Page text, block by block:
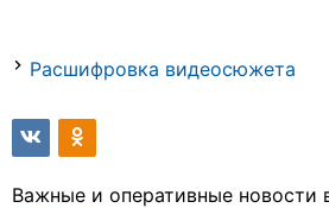
Расшифровка видеосюжета
Важные и оперативные новости